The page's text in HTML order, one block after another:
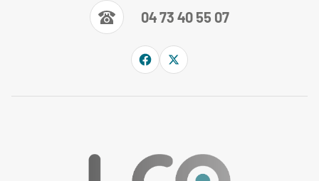
04 73 40 55 07